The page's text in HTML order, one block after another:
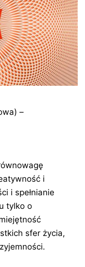
–
i
i spełnianie
tylko o
sfer życia,